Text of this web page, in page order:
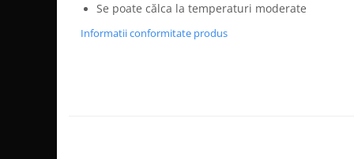
Se poate călca la temperaturi moderate
Informatii conformitate produs